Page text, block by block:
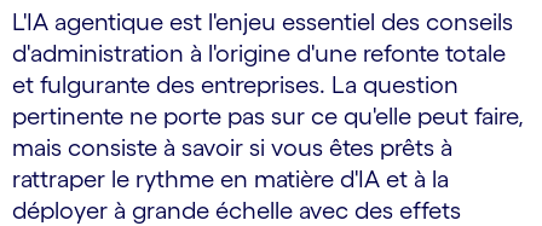
L'IA agentique est l'enjeu essentiel des conseils
d'administration à l'origine d'une refonte totale
et fulgurante des entreprises. La question
pertinente ne porte pas sur ce qu'elle peut faire,
mais consiste à savoir si vous êtes prêts à
rattraper le rythme en matière d'IA et à la
déployer à grande échelle avec des effets